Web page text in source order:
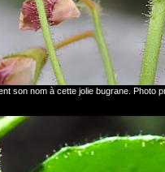
son nom à cette jolie bugrane.